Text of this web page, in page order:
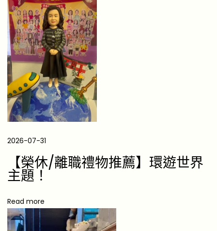
禮
物
：
還
原
你
「
內
心
潰
外
冷
靜
」
2026-07-31
【榮休/離職禮物推薦】環遊世界
主題！
Read more